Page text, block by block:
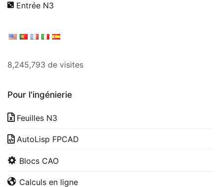
Entrée N3
8,245,793 de visites
Pour l'ingénierie
Feuilles N3
AutoLisp FPCAD
Blocs CAO
Calculs en ligne